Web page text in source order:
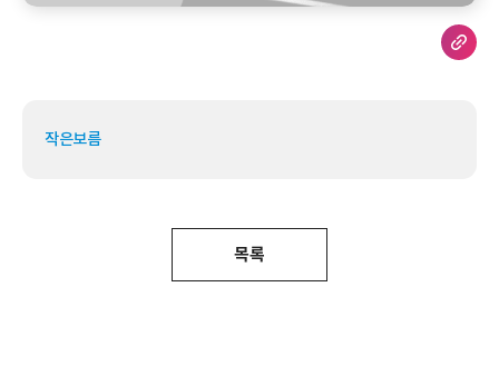
작은보름
목록